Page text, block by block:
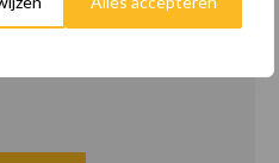
groeit